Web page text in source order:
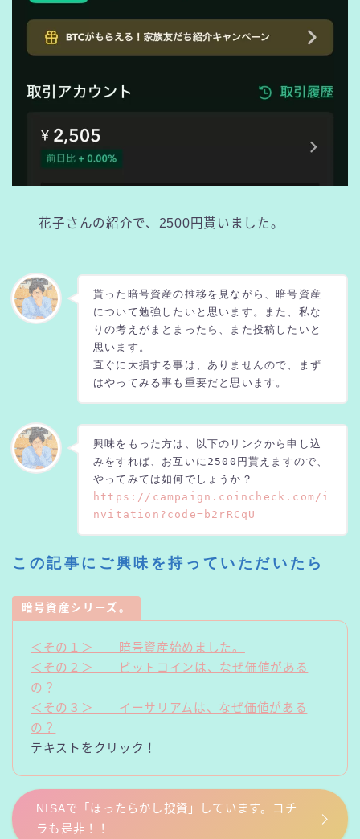
花子さんの紹介で、2500円貰いました。
貰った暗号資産の推移を見ながら、暗号資産
について勉強したいと思います。また、私な
りの考えがまとまったら、また投稿したいと
思います。
直ぐに大損する事は、ありませんので、まず
はやってみる事も重要だと思います。
興味をもった方は、以下のリンクから申し込
みをすれば、お互いに2500円貰えますので、
やってみては如何でしょうか？
https://campaign.coincheck.com/i
nvitation?code=b2rRCqU
この記事にご興味を持っていただいたら
暗号資産シリーズ。
＜その１＞ 暗号資産始めました。
＜その２＞ ビットコインは、なぜ価値がある
の？
＜その３＞ イーサリアムは、なぜ価値がある
の？
テキストをクリック！
NISAで「ほったらかし投資」しています。コチ
ラも是非！！